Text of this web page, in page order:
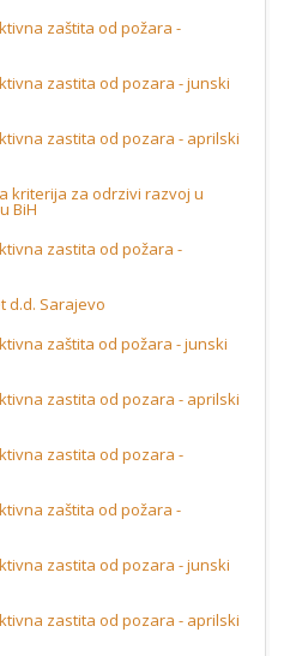
zaštita od požara -
zastita od pozara - junski
zastita od pozara - aprilski
kriterija za odrzivi razvoj u
BiH
zastita od požara -
d.d. Sarajevo
zaštita od požara - junski
zastita od pozara - aprilski
zastita od pozara -
zaštita od požara -
zastita od pozara - junski
zastita od pozara - aprilski